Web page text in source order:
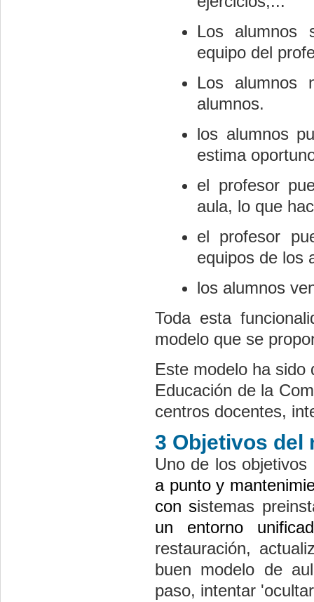
Los alumnos
equipo del
Los alumnos
alumnos.
los alumnos
estima
el profesor
aula, lo que
el profesor
equipos de los
los alumnos
Toda esta
modelo que se
Este modelo ha sido
Educación de la
centros docentes,
3 Objetivos del
Uno de los
a punto y
con sistemas
un entorno
restauración,
buen modelo de
paso, intentar